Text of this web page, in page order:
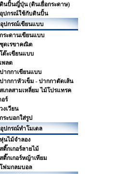
ดินปั้นญี่ปุ่น (ดินเยื่อกระดาษ)
อุปกรณ์ใช้กับดินปั้น
อุปกรณ์เขียนแบบ
กระดานเขียนแบบ
ชุดเรขาคณิต
โต๊ะเขียนแบบ
เพลต
ปากกาเขียนแบบ
ปากกาหัวเข็ม - ปากกาตัดเส้น
สเกลสามเหลี่ยม ไม้โปรแทรค
อร์
วงเวียน
กระบอกใส่รูป
อุปกรณ์ทำโมเดล
หุ่นไม้จำลอง
สติ๊กเกอร์ลายไม้
สติ๊กเกอร์หญ้าเทียม
โฟมกลมบอล